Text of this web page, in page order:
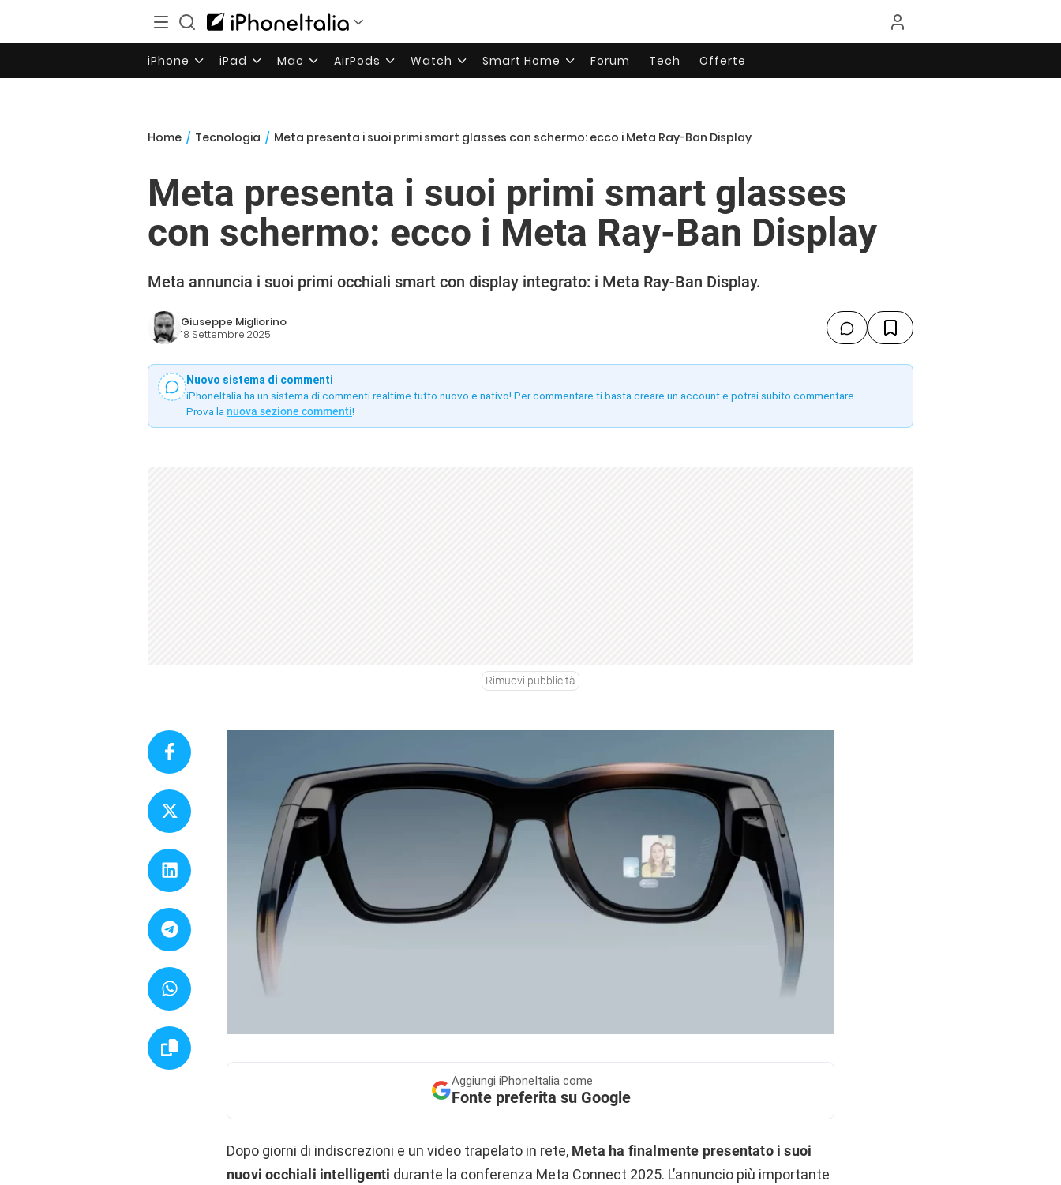
iPhone iPad Mac AirPods Watch Smart Home Forum Tech Offerte
Home / Tecnologia / Meta presenta i suoi primi smart glasses con schermo: ecco i Meta Ray-Ban Display
Meta presenta i suoi primi smart glasses
con schermo: ecco i Meta Ray-Ban Display
Meta annuncia i suoi primi occhiali smart con display integrato: i Meta Ray-Ban Display.
Giuseppe Migliorino
18 Settembre 2025
Nuovo sistema di commenti
iPhoneItalia ha un sistema di commenti realtime tutto nuovo e nativo! Per commentare ti basta creare un account e potrai subito commentare.
Prova la nuova sezione commenti!
Rimuovi pubblicità
Aggiungi iPhoneItalia come
Fonte preferita su Google
Dopo giorni di indiscrezioni e un video trapelato in rete, Meta ha finalmente presentato i suoi
nuovi occhiali intelligenti durante la conferenza Meta Connect 2025. L’annuncio più importante